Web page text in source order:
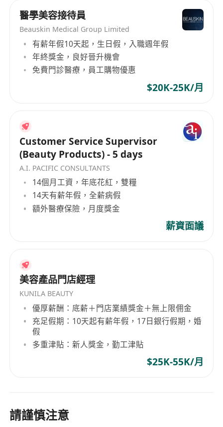
醫學美容接待員
Beauskin Medical Group Limited
有薪年假10天起，生日假，入職週年假
年終獎金，良好晉升機會
免費門診醫療，員工購物優惠
$20K-25K/月
Customer Service Supervisor
(Beauty Products) - 5 days
A.I. PACIFIC CONSULTANTS
14個月工資，年底花紅，雙糧
14天有薪年假，全薪病假
額外醫療保險，月度獎金
薪資面議
美容產品門店經理
KUNILA BEAUTY
優厚薪酬：底薪＋門店業績獎金＋無上限佣金
充足假期：10天起有薪年假，17日銀行假期，婚
假
多重津貼：新人獎金，勤工津貼
$25K-55K/月
請謹慎注意